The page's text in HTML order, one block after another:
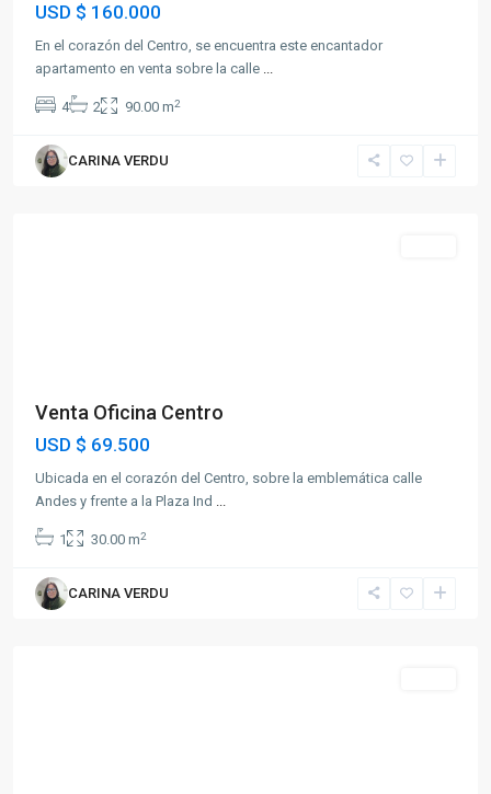
USD $ 160.000
En el corazón del Centro, se encuentra este encantador
apartamento en venta sobre la calle ...
4 2 90.00 m2
CARINA VERDU
Venta Oficina Centro
USD $ 69.500
Ubicada en el corazón del Centro, sobre la emblemática calle
Andes y frente a la Plaza Ind ...
1 30.00 m2
CARINA VERDU